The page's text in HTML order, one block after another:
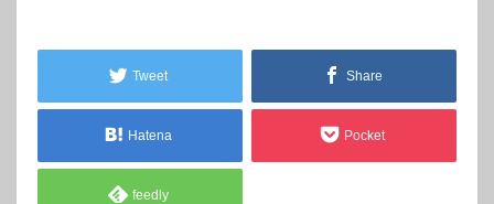
Tweet Share
Hatena Pocket
feedly